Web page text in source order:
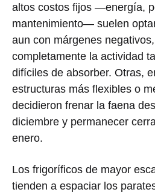
altos costos fijos —energía,
mantenimiento— suelen
aun con márgenes
completamente la actividad
difíciles de absorber. Otras,
estructuras más flexibles o
decidieron frenar la faena
diciembre y permanecer
enero.
Los frigoríficos de mayor
tienden a espaciar los